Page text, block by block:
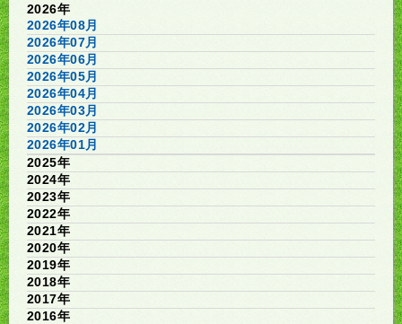
2026年
2026年08月
2026年07月
2026年06月
2026年05月
2026年04月
2026年03月
2026年02月
2026年01月
2025年
2024年
2023年
2022年
2021年
2020年
2019年
2018年
2017年
2016年